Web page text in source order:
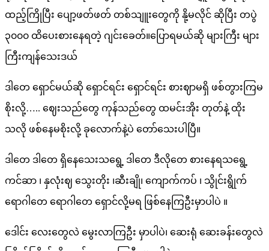
ထည့်ကြိုပြီး ပျော့ဖတ်ဖတ် တစ်သျူးတွေကို နို့မလိုင် ဆိုပြီး တပွဲ
၃၀၀၀ ထိပေးစားနေရတဲ့ ဂျင်းခေတ်။ပြောရမယ်ဆို များကြီး များ
ကြီးကျန်သေးဒယ်
ဒါတေ ရှောင်မယ်ဆို ရှောင်ရင်း ရှောင်ရင်း စားဈာမရှိ ဖစ်တွားကြမ
စိုးလို့….. ဈေးသည်တွေ ကုန်သည်တွေ ထမင်းအိုး တုတ်နဲ့ ထိုး
သလို ဖစ်နေမစိုးလို့ ခုလောက်နဲ့ပဲ တော်သေးပါပြီ။
ဒါတေ ဒါတေ ရှိနေသေးသရွေ့ ဒါတေ ဒီလိုတေ စားနေရသရွေ့
ကင်ဆာ ၊ နှလုံးဈ သွေးတိုး ၊ဆီးချို၊ ကျောက်ကပ် ၊ သွိုင်းရွိုက်
ရောဂါတေ ရောဂါတေ ရှောင်လို့မရ ဖြစ်နေကြဦးမှာပါပဲ ။
ဒေါင်း လေးတွေလဲ မွေးလာကြဦး မှာပါပဲ၊ ဆေးရုံ ဆေးခန်းတွေလဲ